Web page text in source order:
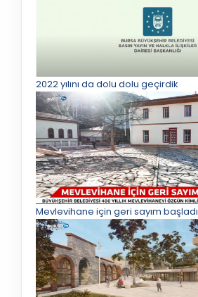
2022 yılını da dolu dolu geçirdik
Mevlevihane için geri sayım başladı